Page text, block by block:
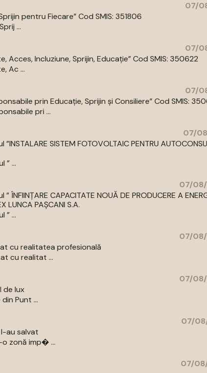
07/
pentru Fiecare” Cod SMIS: 351806
...
07/
Acces, Incluziune, Sprijin, Educație” Cod SMIS: 350622
Ac ...
07/
prin Educație, Sprijin și Consiliere” Cod SMIS:
pri ...
07/
SISTEM FOTOVOLTAIC PENTRU
” ...
07/
CAPACITATE NOUĂ DE PRODUCERE A
LUNCA PAȘCANI S.A.
” ...
07/
cu realitatea profesională
cu realitat ...
07/
de lux
Punt ...
07/
au salvat
zonă imp� ...
07/